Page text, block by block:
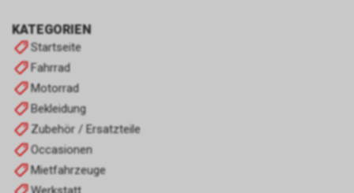
KATEGORIEN
Startseite
Fahrrad
Motorrad
Bekleidung
Zubehör / Ersatzteile
Occasionen
Mietfahrzeuge